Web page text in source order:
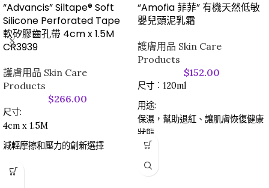
“Advancis” Siltape® Soft
Silicone Perforated Tape
軟矽膠齒孔帶 4cm x 1.5M
CR3939
護膚用品 Skin Care
Products
$266.00
尺寸:
4cm x 1.5M
減輕摩擦和壓力的創新選擇
(貨品暫時缺貨/庫存緊張，如欲訂
購請致電查詢庫存或預計到貨日
“Amofia 菲菲” 有機天然低敏
嬰兒頭泥乳霜
護膚用品 Skin Care
Products
$152.00
尺寸︰120ml
用途:
保濕，幫助退紅、讓肌膚恢復健康
狀態
用法:
取出乳液並以掌心在皮膚上輕揉按